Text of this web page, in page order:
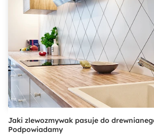
Jaki zlewozmywak pasuje do
Podpowiadamy